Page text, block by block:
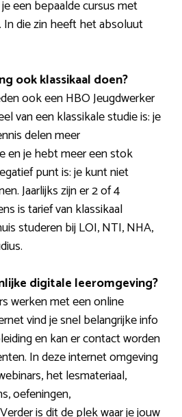
een bepaalde cursus met
die zin heeft het absoluut
ook klassikaal doen?
ook een HBO Jeugdwerker
van een klassikale studie is: je
delen meer
en je hebt meer een stok
punt is: je kunt niet
Jaarlijks zijn er 2 of 4
is tarief van klassikaal
studeren bij LOI, NTI, NHA,
digitale leeromgeving?
werken met een online
vind je snel belangrijke info
en kan er contact worden
In deze internet omgeving
het lesmateriaal,
oefeningen,
is dit de plek waar je jouw